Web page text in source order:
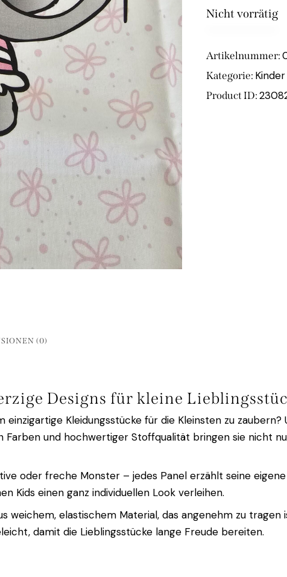
Nicht vorrätig
Artikelnummer:
Kategorie:
Product ID:
(0)
Designs für kleine
Kleidungsstücke für die Kleinsten zu zaubern?
Farben und hochwertiger Stoffqualität bringen sie nicht
oder freche Monster – jedes Panel erzählt seine
Kids einen ganz individuellen Look verleihen.
weichem, elastischem Material, das angenehm zu
damit die Lieblingsstücke lange Freude bereiten.